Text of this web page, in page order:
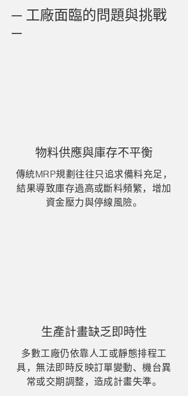
─ 工廠面臨的問題與挑戰
─
物料供應與庫存不平衡
傳統MRP規劃往往只追求備料充足，
結果導致庫存過高或斷料頻繁，增加
資金壓力與停線風險。
生產計畫缺乏即時性
多數工廠仍依靠人工或靜態排程工
具，無法即時反映訂單變動、機台異
常或交期調整，造成計畫失準。